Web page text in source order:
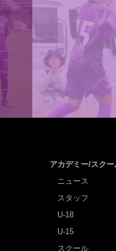
アカデミー/スクー
ニュース
スタッフ
U-18
U-15
スクール